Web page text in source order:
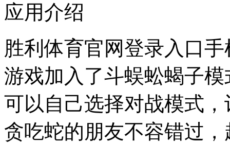
应用介绍
胜利体育官网登录入口
游戏加入了斗蜈蚣蝎子
可以自己选择对战模式
贪吃蛇的朋友不容错过